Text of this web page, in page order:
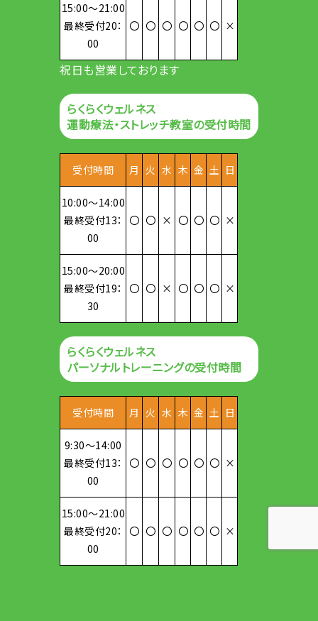
15:00～21:00
最終受付20：
00
〇 〇 〇 〇 〇 〇 ×
祝日も営業しております
らくらくウェルネス
運動療法・ストレッチ教室の受付時間
受付時間 月 火 水 木 金 土 日
10:00～14:00
最終受付13：
00
〇 〇 × 〇 〇 〇 ×
15:00～20:00
最終受付19：
30
〇 〇 × 〇 〇 〇 ×
らくらくウェルネス
パーソナルトレーニングの受付時間
受付時間 月 火 水 木 金 土 日
9:30～14:00
最終受付13：
00
〇 〇 〇 〇 〇 〇 ×
15:00～21:00
最終受付20：
00
〇 〇 〇 〇 〇 〇 ×